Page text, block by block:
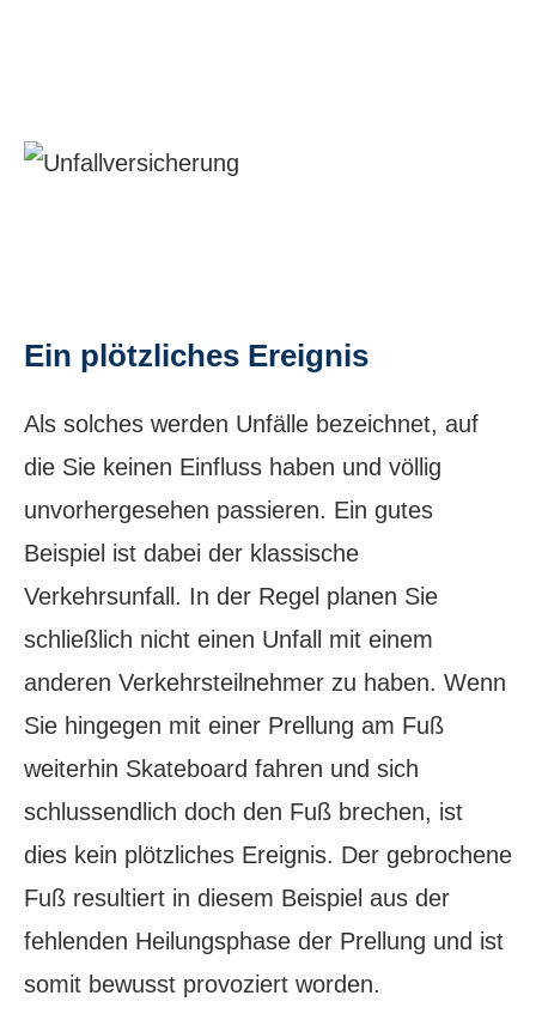
Ein plötzliches Ereignis
Als solches werden Unfälle bezeichnet, auf
die Sie keinen Einfluss haben und völlig
unvorhergesehen passieren. Ein gutes
Beispiel ist dabei der klassische
Verkehrsunfall. In der Regel planen Sie
schließlich nicht einen Unfall mit einem
anderen Verkehrsteilnehmer zu haben. Wenn
Sie hingegen mit einer Prellung am Fuß
weiterhin Skateboard fahren und sich
schlussendlich doch den Fuß brechen, ist
dies kein plötzliches Ereignis. Der gebrochene
Fuß resultiert in diesem Beispiel aus der
fehlenden Heilungsphase der Prellung und ist
somit bewusst provoziert worden.